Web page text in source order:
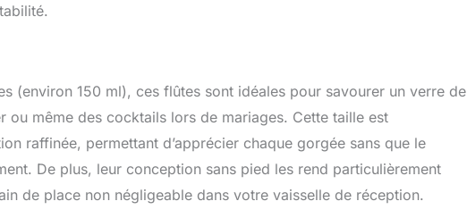
(environ 150 ml), ces flûtes sont idéales pour savourer un verre de
ou même des cocktails lors de mariages. Cette taille est
raffinée, permettant d’apprécier chaque gorgée sans que le
De plus, leur conception sans pied les rend particulièrement
de place non négligeable dans votre vaisselle de réception.